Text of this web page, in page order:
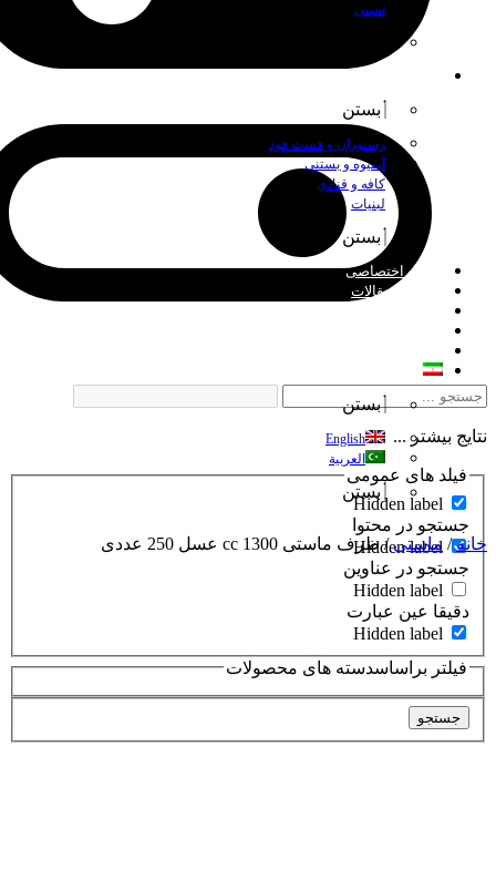
نتایج بیشتر ...
فیلد های عمومی
Hidden label
جستجو در محتوا
Hidden label
جستجو در عناوین
Hidden label
دقیقا عین عبارت
Hidden label
فیلتر براساسدسته های محصولات
جستجو
سینی
بستن
رستوران و فست فود
آبمیوه و بستنی
کافه و قنادی
لبنیات
بستن
چاپ اختصاصی
اخبار و مقالات
بستن
English
العربية
بستن
خانه/ ماستی/ ظرف ماستی 1300 cc عسل 250 عددی